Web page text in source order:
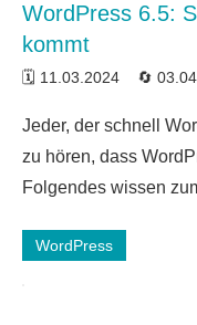
WordPress 6.5:
kommt
11.03.2024
Jeder, der schnell
zu hören, dass
Folgendes wissen
WordPress